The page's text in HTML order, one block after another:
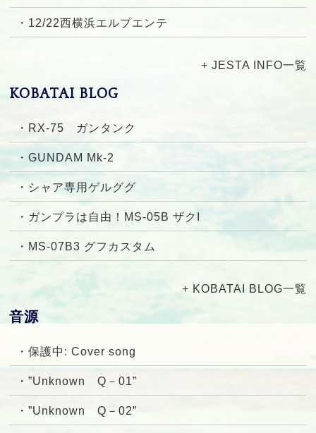
・12/22西横浜エルプエンテ
+ JESTA INFO一覧
KOBATAI BLOG
・RX-75 ガンタンク
・GUNDAM Mk-2
・シャア専用ゲルググ
・ガンプラは自由！MS-05B ザクI
・MS-07B3 グフカスタム
+ KOBATAI BLOG一覧
音源
・保護中: Cover song
・”Unknown Q－01”
・”Unknown Q－02”